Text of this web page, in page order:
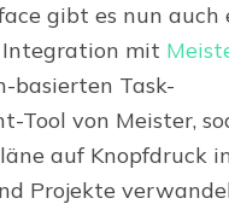
gibt es nun auch
Integration mit
basierten Task-
Tool von Meister,
auf Knopfdruck
Projekte